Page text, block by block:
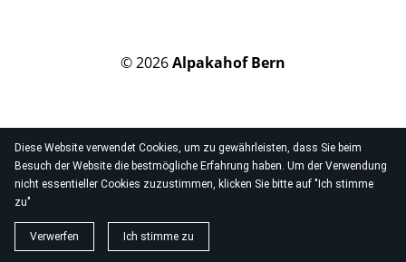
Diese Website verwendet Cookies, um zu gewährleisten, dass Sie beim
Besuch der Website die bestmögliche Erfahrung haben. Um der Verwendung
nicht essentieller Cookies zuzustimmen, klicken Sie bitte auf "Ich stimme
zu"
Verwerfen Ich stimme zu
© 2026Alpakahof Bern